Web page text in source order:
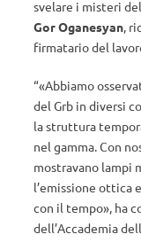
svelare i misteri
Gor Oganesyan,
firmatario del
“«Abbiamo
del Grb in diversi
la struttura
nel gamma. Con
mostravano lampi
l’emissione ottica
con il tempo», ha
dell’Accademia